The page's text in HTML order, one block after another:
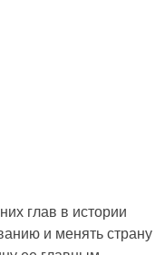
глав в истории
и менять страну